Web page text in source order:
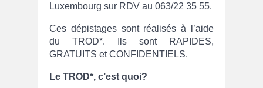
Luxembourg sur RDV au 063/22 35 55.
Ces dépistages sont réalisés à l’aide
du TROD*.
Ils sont RAPIDES,
GRATUITS et CONFIDENTIELS.
Le TROD*, c’est quoi?